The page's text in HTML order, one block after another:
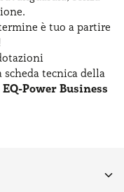
.
è tuo a partire
scheda tecnica della
Power Business